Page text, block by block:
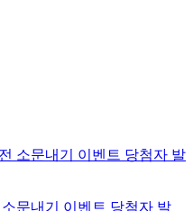
문내기 이벤트 당첨자 발